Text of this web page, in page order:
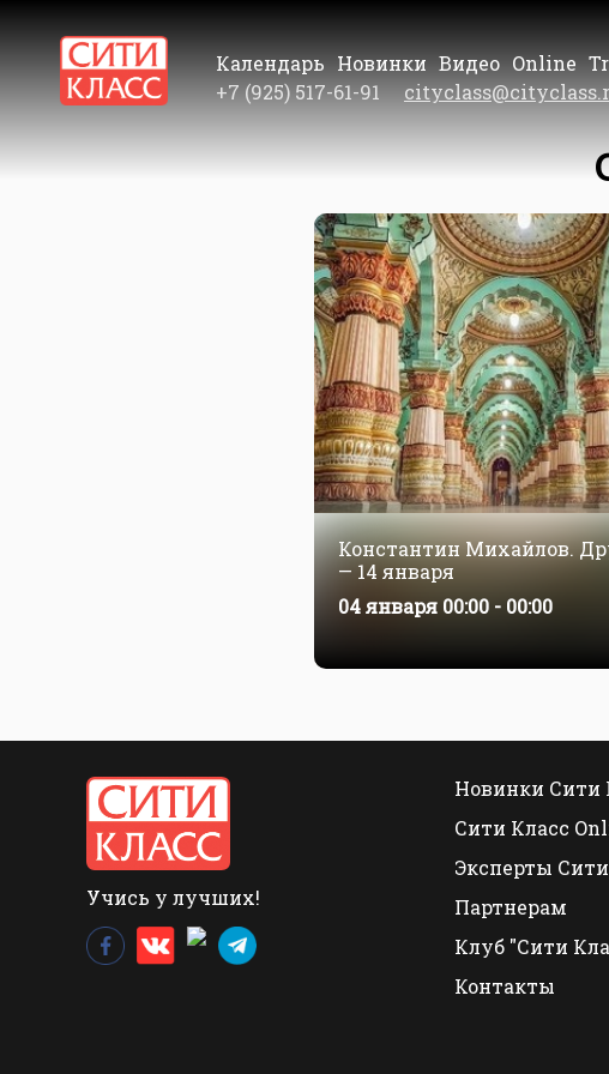
Календарь Новинки Видео Online
+7 (925) 517-61-91
Константин Михайлов.
— 14 января
04 января 00:00 - 00:00
Учись у лучших!
Новинки Сити
Сити Класс
Эксперты
Партнерам
Клуб "Сити
Контакты